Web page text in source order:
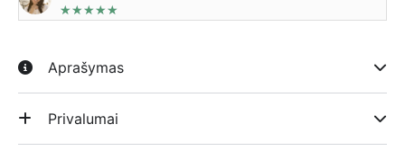
★★★★★
Aprašymas
Privalumai